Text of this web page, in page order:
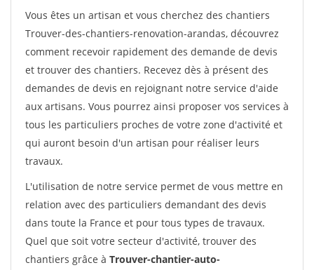
Vous êtes un artisan et vous cherchez des chantiers
Trouver-des-chantiers-renovation-arandas, découvrez
comment recevoir rapidement des demande de devis
et trouver des chantiers. Recevez dès à présent des
demandes de devis en rejoignant notre service d'aide
aux artisans. Vous pourrez ainsi proposer vos services à
tous les particuliers proches de votre zone d'activité et
qui auront besoin d'un artisan pour réaliser leurs
travaux.
L'utilisation de notre service permet de vous mettre en
relation avec des particuliers demandant des devis
dans toute la France et pour tous types de travaux.
Quel que soit votre secteur d'activité, trouver des
chantiers grâce à Trouver-chantier-auto-